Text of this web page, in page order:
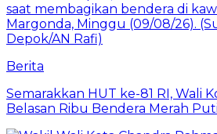
Berita
Semarakkan HUT ke-81 RI, Wali
Belasan Ribu Bendera Merah